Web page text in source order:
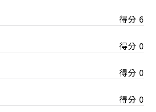
得分 6
得分 0
得分 0
得分 0